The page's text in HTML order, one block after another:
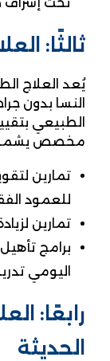
تحت
ثالثًا:
يُعد العلاج
النسا بدون
الطبيعي
مخصص
تمارين
للعمود
تمارين
برامج
اليومي
رابعًا:
الحديثة